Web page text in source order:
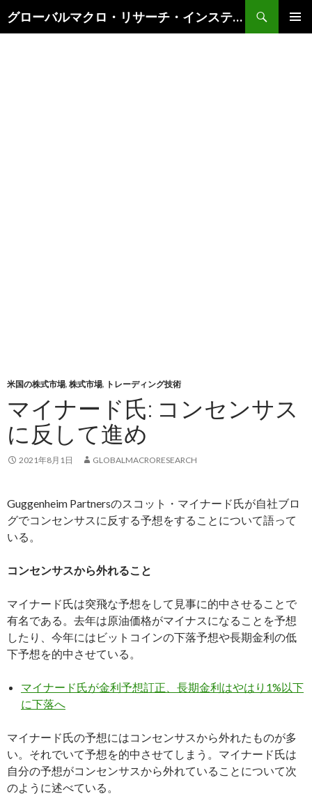
グローバルマクロ・リサーチ・インスティテュート
索
米国の株式市場, 株式市場, トレーディング技術
マイナード氏: コンセンサス
に反して進め
2021年8月1日 GLOBALMACRORESEARCH
Guggenheim Partnersのスコット・マイナード氏が自社ブロ
グでコンセンサスに反する予想をすることについて語って
いる。
コンセンサスから外れること
マイナード氏は突飛な予想をして見事に的中させることで
有名である。去年は原油価格がマイナスになることを予想
したり、今年にはビットコインの下落予想や長期金利の低
下予想を的中させている。
マイナード氏が金利予想訂正、長期金利はやはり1%以下
に下落へ
マイナード氏の予想にはコンセンサスから外れたものが多
い。それでいて予想を的中させてしまう。マイナード氏は
自分の予想がコンセンサスから外れていることについて次
のように述べている。